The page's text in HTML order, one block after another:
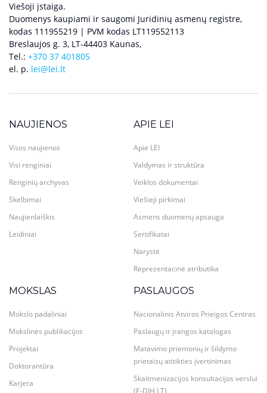
Viešoji įstaiga.
Duomenys kaupiami ir saugomi Juridinių asmenų registre,
kodas 111955219 | PVM kodas LT119552113
Breslaujos g. 3, LT-44403 Kaunas,
Tel.: +370 37 401805
el. p. lei@lei.lt
NAUJIENOS
Visos naujienos
Visi renginiai
Renginių archyvas
Skelbimai
Naujienlaiškis
Leidiniai
APIE LEI
Apie LEI
Valdymas ir struktūra
Veiklos dokumentai
Viešieji pirkimai
Asmens duomenų apsauga
Sertifikatai
Narystė
Reprezentacinė atributika
MOKSLAS
Mokslo padaliniai
Mokslinės publikacijos
Projektai
Doktorantūra
Karjera
PASLAUGOS
Nacionalinis Atviros Prieigos Centras
Paslaugų ir įrangos katalogas
Matavimo priemonių ir šildymo
prietaisų atitikties įvertinimas
Skaitmenizacijos konsultacijos verslui